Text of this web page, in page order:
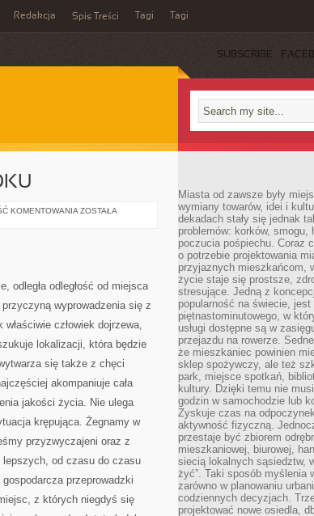
Redakcja Spis Treści Tagi Tagi
SUBSCRIBE
KOMENTOWANIA MIEJSCE
ZOSTAŁA
odległa odległość od miejsca
wyprowadzenia się z
człowiek dojrzewa,
lokalizacji, która będzie
się także z chęci
akompaniuje cała
jakości życia. Nie ulega
krępująca. Żegnamy w
przyzwyczajeni oraz z
lepszych, od czasu do czasu
przeprowadzki
z których niegdyś się
Miasta od zawsze były
wymiany towarów, idei i
dekadach stały się jednak
problemów: korków, smogu,
poczucia pośpiechu. Coraz
o potrzebie projektowania
przyjaznych mieszkańcom,
życie staje się prostsze,
stresujące. Jedną z
popularność na świecie,
piętnastominutowego, w
usługi dostępne są w
przejazdu na rowerze.
że mieszkaniec powinien
sklep spożywczy, ale też
park, miejsce spotkań,
kultury. Dzięki temu nie
godzin w samochodzie lub
Zyskuje czas na
aktywność fizyczną.
przestaje być zbiorem
mieszkaniowej, biurowej,
siecią lokalnych sąsiedztw,
żyć”. Taki sposób myślenia
zarówno w planowaniu
codziennych decyzjach.
projektować nowe osiedla,